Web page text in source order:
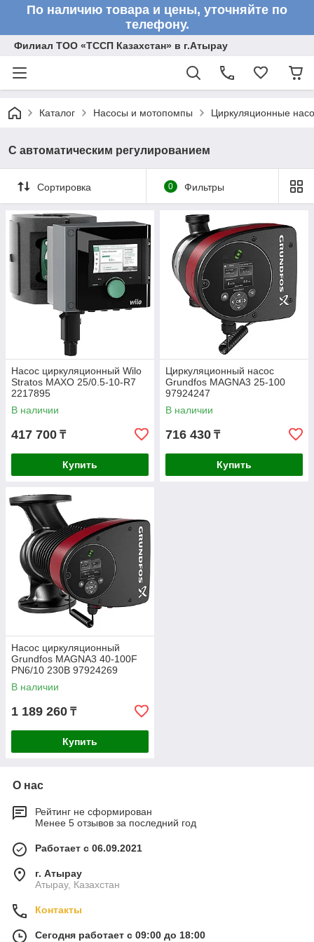
По наличию товара и цены, уточняйте по
телефону.
Филиал ТОО «ТССП Казахстан» в г.Атырау
Каталог Насосы и мотопомпы Циркуляционные
С автоматическим регулированием
Сортировка 0 Фильтры
Насос циркуляционный Wilo
Stratos MAXO 25/0.5-10-R7
2217895
В наличии
417 700 ₸
Купить
Циркуляционный насос
Grundfos MAGNA3 25-100
97924247
В наличии
716 430 ₸
Купить
Насос циркуляционный
Grundfos MAGNA3 40-100F
PN6/10 230В 97924269
В наличии
1 189 260 ₸
Купить
О нас
Рейтинг не сформирован
Менее 5 отзывов за последний год
Работает с 06.09.2021
г. Атырау
Атырау, Казахстан
Контакты
Сегодня работает с 09:00 до 18:00